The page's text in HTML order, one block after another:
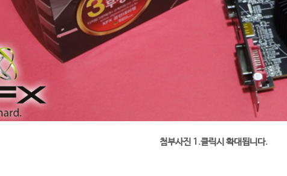
첨부사진 1.클릭시 확대됩니다.